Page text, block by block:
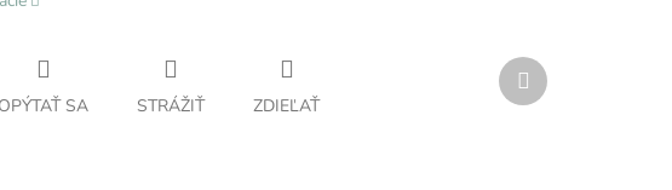
OPÝTAŤ SA STRÁŽIŤ ZDIEĽAŤ
Ďalší
produkt